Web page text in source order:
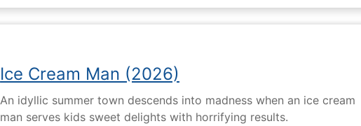
Ice Cream Man (2026)
An idyllic summer town descends into madness when an ice cream
man serves kids sweet delights with horrifying results.